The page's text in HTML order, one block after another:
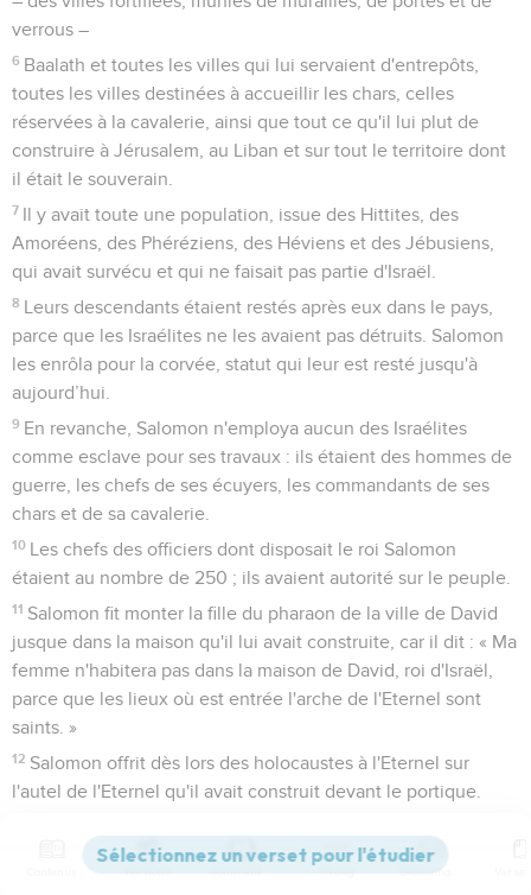
verrous –
6 Baalath et toutes les villes qui lui servaient d'entrepôts,
toutes les villes destinées à accueillir les chars, celles
réservées à la cavalerie, ainsi que tout ce qu'il lui plut de
construire à Jérusalem, au Liban et sur tout le territoire dont
il était le souverain.
7 Il y avait toute une population, issue des Hittites, des
Amoréens, des Phéréziens, des Héviens et des Jébusiens,
qui avait survécu et qui ne faisait pas partie d'Israël.
8 Leurs descendants étaient restés après eux dans le pays,
parce que les Israélites ne les avaient pas détruits. Salomon
les enrôla pour la corvée, statut qui leur est resté jusqu'à
aujourd’hui.
9 En revanche, Salomon n'employa aucun des Israélites
comme esclave pour ses travaux : ils étaient des hommes de
guerre, les chefs de ses écuyers, les commandants de ses
chars et de sa cavalerie.
10 Les chefs des officiers dont disposait le roi Salomon
étaient au nombre de 250 ; ils avaient autorité sur le peuple.
11 Salomon fit monter la fille du pharaon de la ville de David
jusque dans la maison qu'il lui avait construite, car il dit : « Ma
femme n'habitera pas dans la maison de David, roi d'Israël,
parce que les lieux où est entrée l'arche de l'Eternel sont
saints. »
12 Salomon offrit dès lors des holocaustes à l'Eternel sur
l'autel de l'Eternel qu'il avait construit devant le portique.
pour les sabbats, pour les débuts de mois et pour les fêtes,
Versions Commentaires Strong